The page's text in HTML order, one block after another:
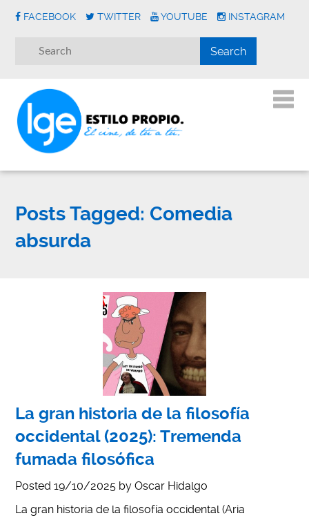
FACEBOOK TWITTER YOUTUBE INSTAGRAM
Posts Tagged: Comedia
absurda
La gran historia de la filosofía
occidental (2025): Tremenda
fumada filosófica
Posted19/10/2025 byOscar Hidalgo
La gran historia de la filosofía occidental (Aria